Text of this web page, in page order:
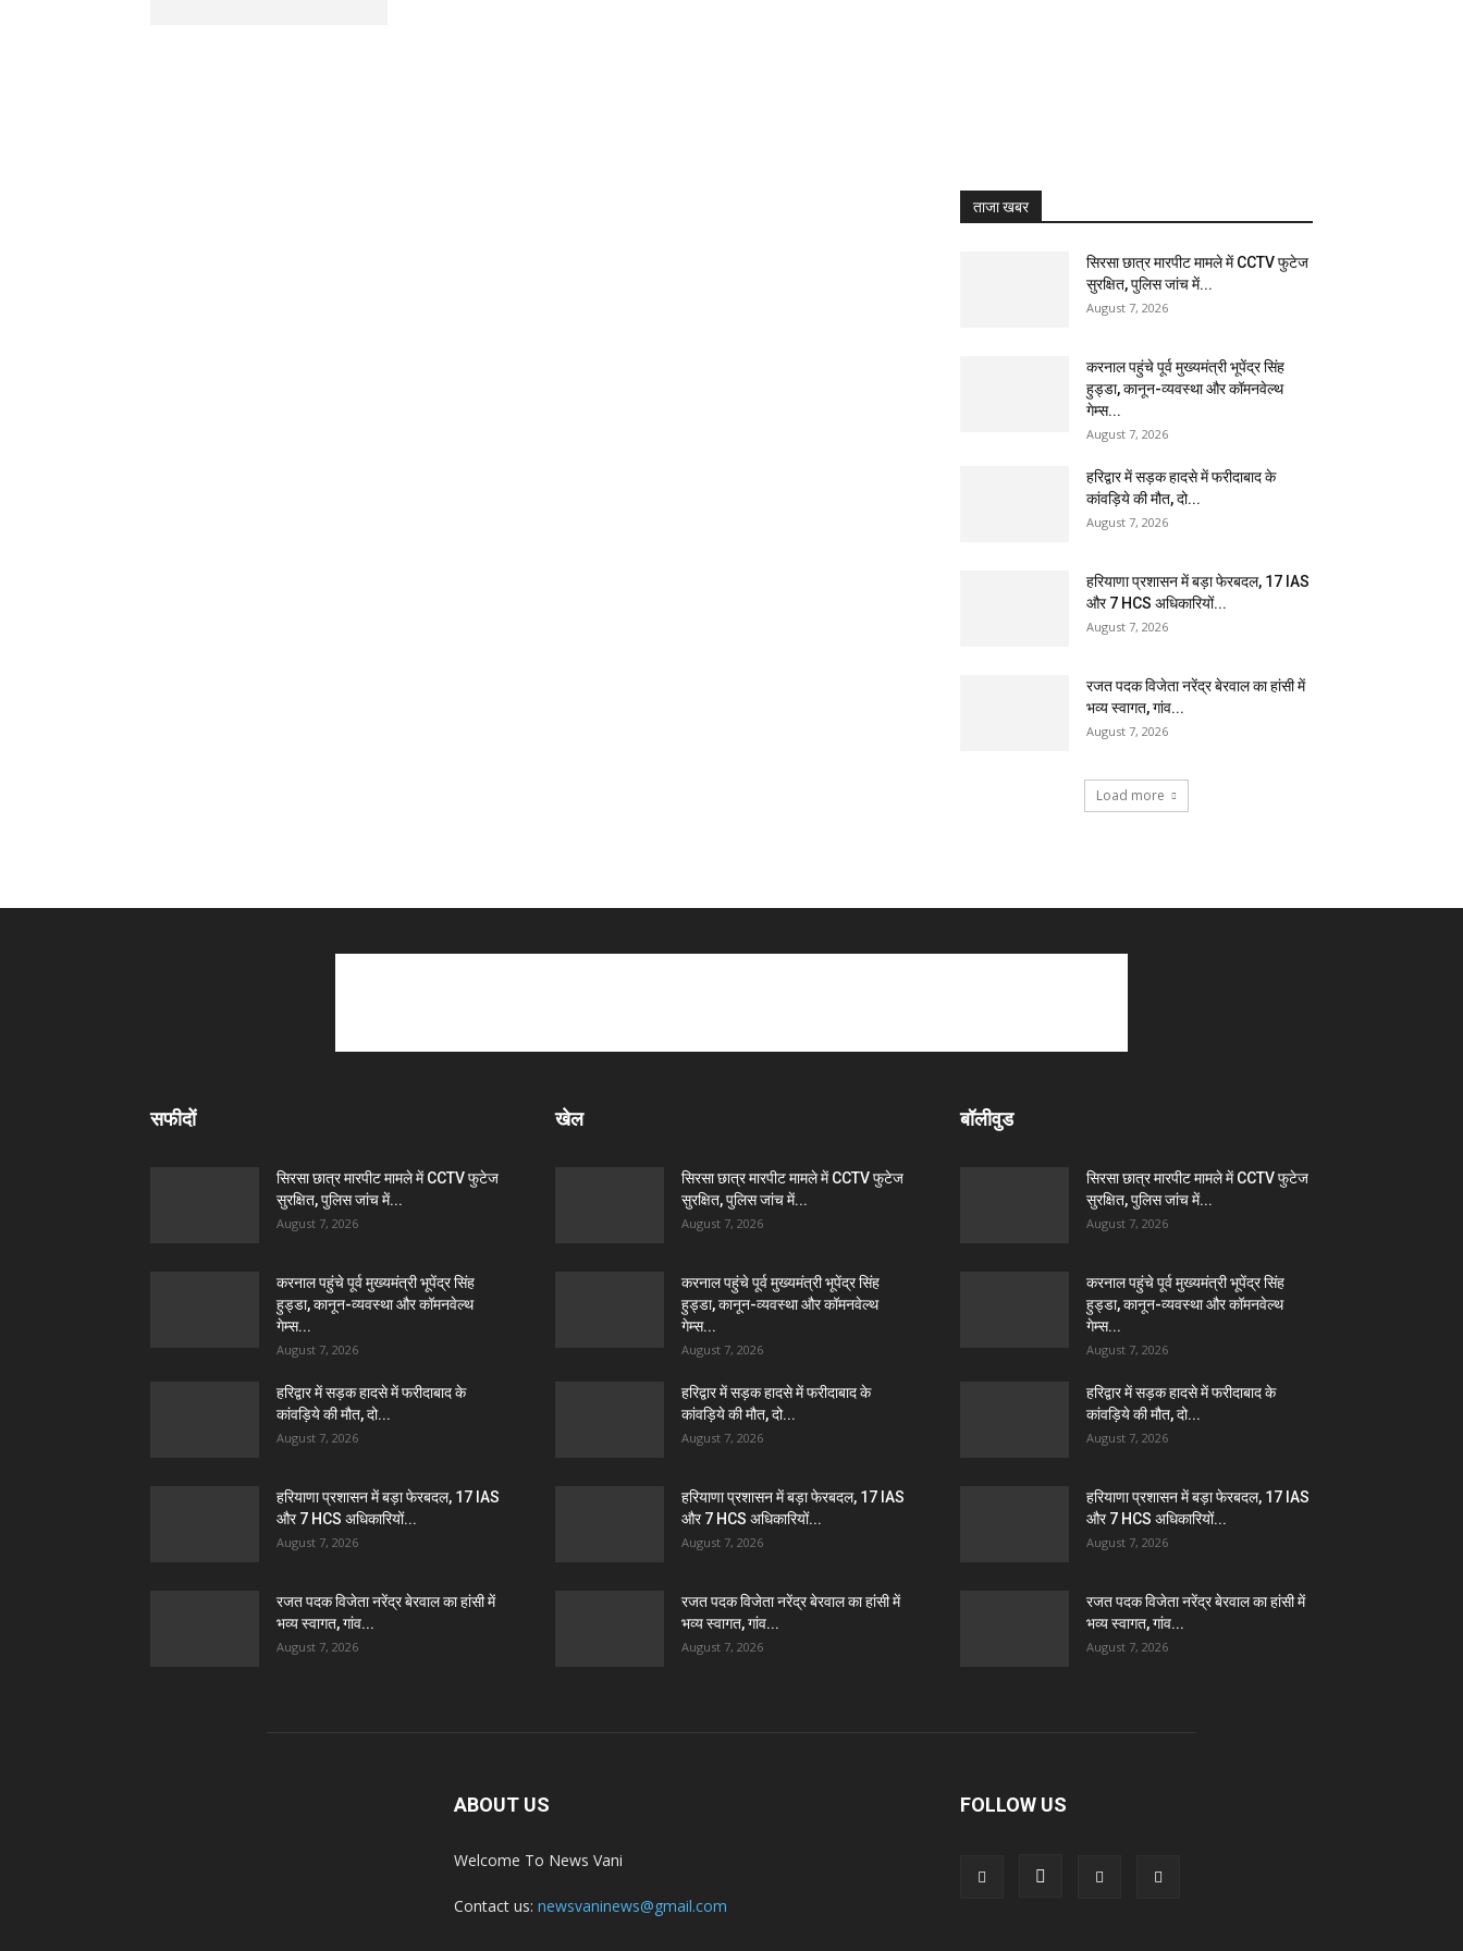
ताजा खबर
सिरसा छात्र मारपीट मामले में CCTV फुटेज
सुरक्षित, पुलिस जांच में...
August 7, 2026
करनाल पहुंचे पूर्व मुख्यमंत्री भूपेंद्र सिंह
हुड्डा, कानून-व्यवस्था और कॉमनवेल्थ
गेम्स...
August 7, 2026
हरिद्वार में सड़क हादसे में फरीदाबाद के
कांवड़िये की मौत, दो...
August 7, 2026
हरियाणा प्रशासन में बड़ा फेरबदल, 17 IAS
और 7 HCS अधिकारियों...
August 7, 2026
रजत पदक विजेता नरेंद्र बेरवाल का हांसी में
भव्य स्वागत, गांव...
August 7, 2026
Load more
सफीदों
सिरसा छात्र मारपीट मामले में CCTV फुटेज
सुरक्षित, पुलिस जांच में...
August 7, 2026
करनाल पहुंचे पूर्व मुख्यमंत्री भूपेंद्र सिंह
हुड्डा, कानून-व्यवस्था और कॉमनवेल्थ
गेम्स...
August 7, 2026
हरिद्वार में सड़क हादसे में फरीदाबाद के
कांवड़िये की मौत, दो...
August 7, 2026
हरियाणा प्रशासन में बड़ा फेरबदल, 17 IAS
और 7 HCS अधिकारियों...
August 7, 2026
रजत पदक विजेता नरेंद्र बेरवाल का हांसी में
भव्य स्वागत, गांव...
August 7, 2026
खेल
सिरसा छात्र मारपीट मामले में CCTV फुटेज
सुरक्षित, पुलिस जांच में...
August 7, 2026
करनाल पहुंचे पूर्व मुख्यमंत्री भूपेंद्र सिंह
हुड्डा, कानून-व्यवस्था और कॉमनवेल्थ
गेम्स...
August 7, 2026
हरिद्वार में सड़क हादसे में फरीदाबाद के
कांवड़िये की मौत, दो...
August 7, 2026
हरियाणा प्रशासन में बड़ा फेरबदल, 17 IAS
और 7 HCS अधिकारियों...
August 7, 2026
रजत पदक विजेता नरेंद्र बेरवाल का हांसी में
भव्य स्वागत, गांव...
August 7, 2026
बॉलीवुड
सिरसा छात्र मारपीट मामले में CCTV फुटेज
सुरक्षित, पुलिस जांच में...
August 7, 2026
करनाल पहुंचे पूर्व मुख्यमंत्री भूपेंद्र सिंह
हुड्डा, कानून-व्यवस्था और कॉमनवेल्थ
गेम्स...
August 7, 2026
हरिद्वार में सड़क हादसे में फरीदाबाद के
कांवड़िये की मौत, दो...
August 7, 2026
हरियाणा प्रशासन में बड़ा फेरबदल, 17 IAS
और 7 HCS अधिकारियों...
August 7, 2026
रजत पदक विजेता नरेंद्र बेरवाल का हांसी में
भव्य स्वागत, गांव...
August 7, 2026
ABOUT US
Welcome To News Vani
Contact us: newsvaninews@gmail.com
FOLLOW US